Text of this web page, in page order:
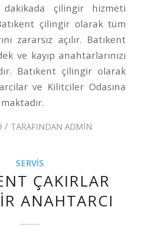
çilingir hizmeti
çilingir olarak tüm
zararsız açılır. Batıkent
ve kayıp anahtarlarınızı
Batıkent çilingir olarak
ve Kilitciler Odasına
/ TARAFINDAN ADMIN
SERVIS
ÇAKIRLAR
ANAHTARCI